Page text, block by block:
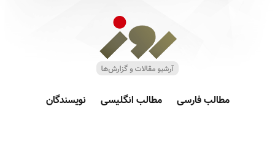
مطالب فارسی مطالب انگلیسی نویسندگان